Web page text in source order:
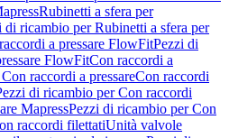
Rubinetti a sfera per
di ricambio per Rubinetti a sfera per
a pressare FlowFitPezzi di
FlowFitCon raccordi a
raccordi a pressareCon raccordi
di ricambio per Con raccordi
MapressPezzi di ricambio per Con
raccordi filettatiUnità valvole